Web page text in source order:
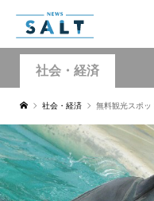
社会・経済
社会・経済 無料観光スポ